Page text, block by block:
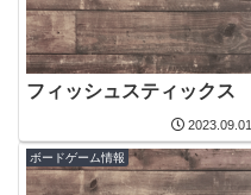
フィッシュスティックス
2023.09.01
ボードゲーム情報